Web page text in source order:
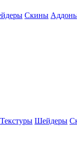
Скины
Текстуры Шейдеры